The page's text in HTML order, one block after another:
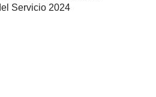
Servicio 2024